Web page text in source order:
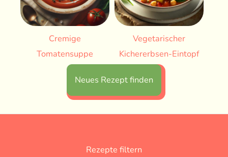
Cremige
Tomatensuppe
Vegetarischer
Kichererbsen-Eintopf
Neues Rezept finden
Rezepte filtern